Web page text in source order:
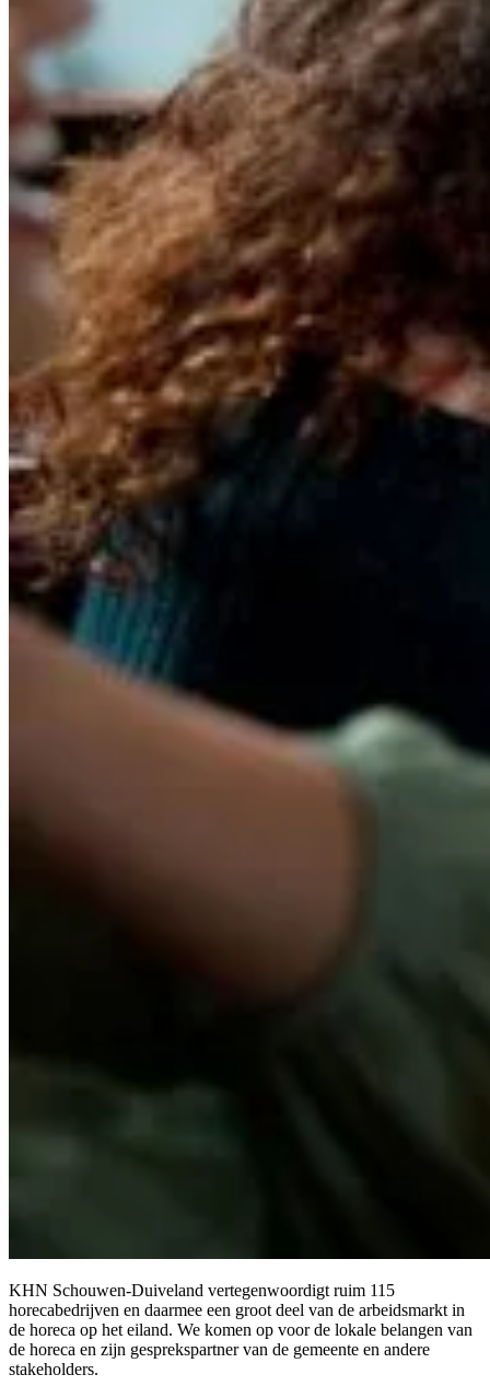
KHN Schouwen-Duiveland vertegenwoordigt ruim 115
horecabedrijven en daarmee een groot deel van de arbeidsmarkt in
de horeca op het eiland. We komen op voor de lokale belangen van
de horeca en zijn gesprekspartner van de gemeente en andere
stakeholders.